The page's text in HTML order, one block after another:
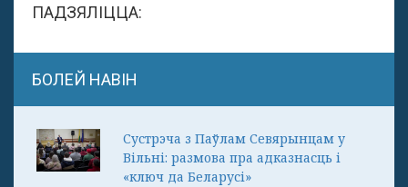
ПАДЗЯЛІЦЦА:
БОЛЕЙ НАВІН
Сустрэча з Паўлам Севярынцам у
Вільні: размова пра адказнасць і
«ключ да Беларусі»